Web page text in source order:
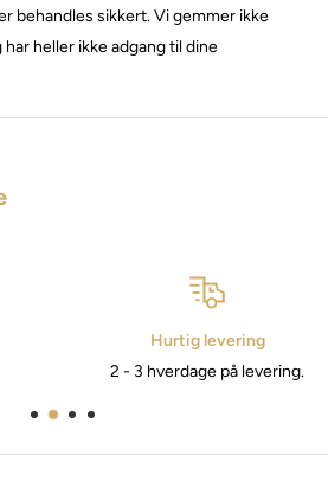
behandles sikkert. Vi gemmer ikke
heller ikke adgang til dine
2 - 3 hverdage på levering.